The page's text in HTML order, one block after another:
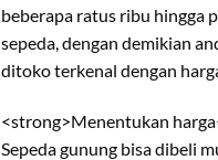
beberapa ratus ribu hingga
sepeda, dengan demikian
ditoko terkenal dengan
<strong>Menentukan
Sepeda gunung bisa dibeli